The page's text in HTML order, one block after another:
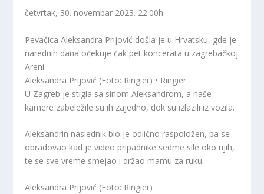
četvrtak, 30. novembar 2023. 22:00h
Pevačica Aleksandra Prijović došla je u Hrvatsku, gde je
narednih dana očekuje čak pet koncerata u zagrebačkoj
Areni.
Aleksandra Prijović (Foto: Ringier) • Ringier
U Zagreb je stigla sa sinom Aleksandrom, a naše
kamere zabeležile su ih zajedno, dok su izlazili iz vozila.
Aleksandrin naslednik bio je odlično raspoložen, pa se
obradovao kad je video pripadnike sedme sile oko njih,
te se sve vreme smejao i držao mamu za ruku.
Aleksandra Prijović (Foto: Ringier)